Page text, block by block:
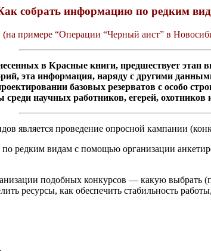
собрать информацию по редким
(на примере “Операции “Черный аист” в
в Красные книги, предшествует этап
эта информация, наряду с другими
базовых резерватов с особо
научных работников, егерей,
является проведение опросной кампании
редким видам с помощью организации
подобных конкурсов — какую выбрать
ресурсы, как обеспечить стабильность